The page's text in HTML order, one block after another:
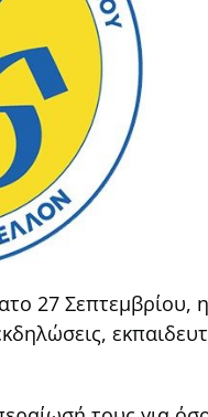
27 Σεπτεμβρίου,